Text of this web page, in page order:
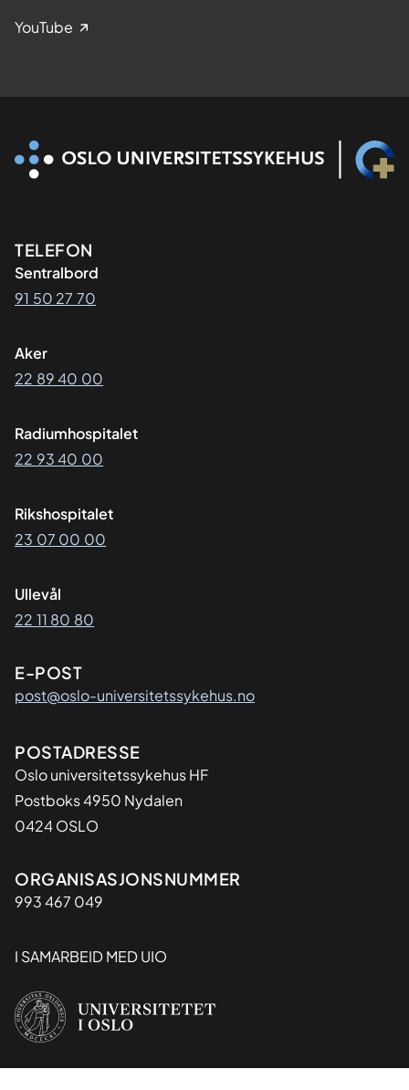
YouTube
Kontaktinformasjon
TELEFON
Sentralbord
91 50 27 70
Aker
22 89 40 00
Radiumhospitalet
22 93 40 00
Rikshospitalet
23 07 00 00
Ullevål
22 11 80 80
E-POST
post@oslo-universitetssykehus.no
Adresse
POSTADRESSE
Oslo universitetssykehus HF
Postboks 4950 Nydalen
0424 OSLO
Organisasjon
ORGANISASJONSNUMMER
993 467 049
I SAMARBEID MED UIO